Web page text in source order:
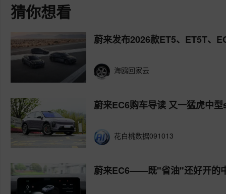
猜你想看
蔚来发布2026款ET5、ET5T、
海鸥回家云
蔚来EC6购车导读 又一猛虎中
花白桃数据091013
蔚来EC6——既"省油"还好开的